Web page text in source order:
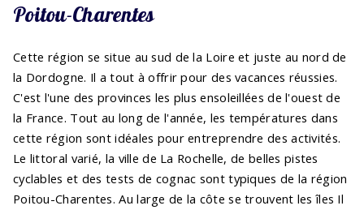
Poitou-Charentes
Cette région se situe au sud de la Loire et juste au nord de
la Dordogne. Il a tout à offrir pour des vacances réussies.
C'est l'une des provinces les plus ensoleillées de l'ouest de
la France. Tout au long de l'année, les températures dans
cette région sont idéales pour entreprendre des activités.
Le littoral varié, la ville de La Rochelle, de belles pistes
cyclables et des tests de cognac sont typiques de la région
Poitou-Charentes. Au large de la côte se trouvent les îles Il